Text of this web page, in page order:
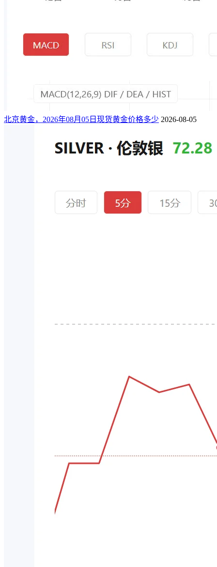
北京黄金，2026年08月05日现货黄金价格多少 2026-08-05